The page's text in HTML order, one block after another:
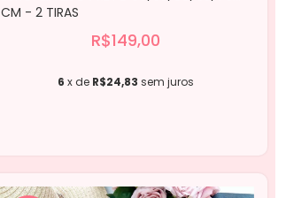
CM - 2 TIRAS
R$149,00
6 x de R$24,83 sem juros